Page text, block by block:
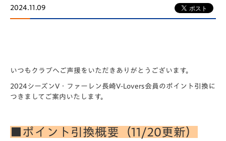
2024.11.09
いつもクラブへご声援をいただきありがとうございます。
2024シーズンV・ファーレン長崎V-Lovers会員のポイント引換に
つきましてご案内いたします。
■ポイント引換概要（11/20更新）